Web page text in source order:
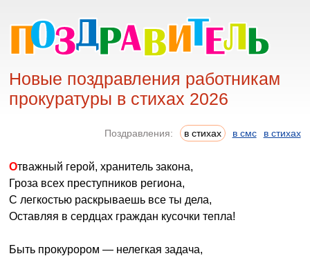
Новые поздравления работникам
прокуратуры в стихах 2026
Поздравления: в стихах в смс в стихах
Отважный герой, хранитель закона,
Гроза всех преступников региона,
С легкостью раскрываешь все ты дела,
Оставляя в сердцах граждан кусочки тепла!
Быть прокурором — нелегкая задача,